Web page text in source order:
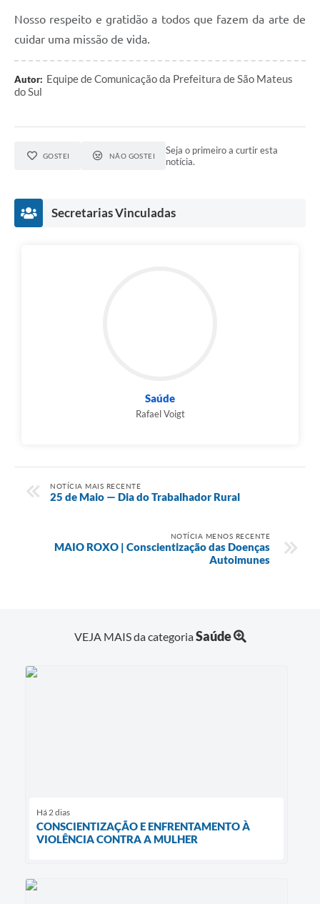
Galeria de Fotos
Audiências Públicas
Iluminação Pública
Projetos
Briefing de Ações, Divulgações e Eventos
Telefones Úteis
Nosso respeito e gratidão a todos que fazem da arte de
cuidar uma missão de vida.
Autor: Equipe de Comunicação da Prefeitura de São Mateus
do Sul
GOSTEI NÃO GOSTEI
Seja o primeiro a curtir esta
notícia.
Secretarias Vinculadas
Saúde
Rafael Voigt
NOTÍCIA MAIS RECENTE
25 de Maio — Dia do Trabalhador Rural
NOTÍCIA MENOS RECENTE
MAIO ROXO | Conscientização das Doenças
Autoimunes
VEJA MAIS da categoriaSaúde
Há 2 dias
CONSCIENTIZAÇÃO E ENFRENTAMENTO À
VIOLÊNCIA CONTRA A MULHER